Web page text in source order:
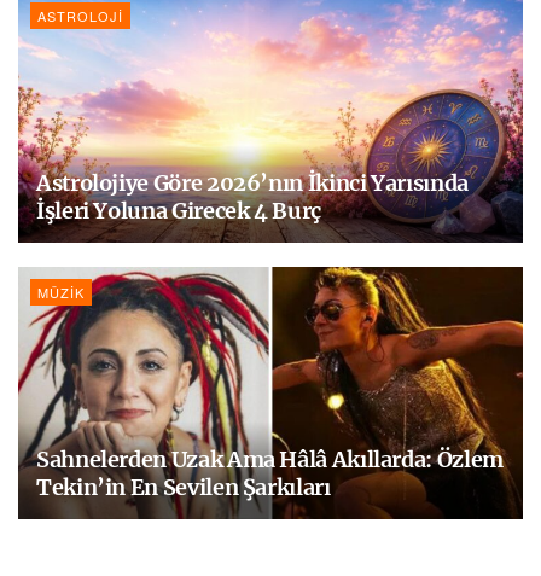
ASTROLOJI
Astrolojiye Göre 2026’nın İkinci Yarısında
İşleri Yoluna Girecek 4 Burç
MÜZIK
Sahnelerden Uzak Ama Hâlâ Akıllarda: Özlem
Tekin’in En Sevilen Şarkıları